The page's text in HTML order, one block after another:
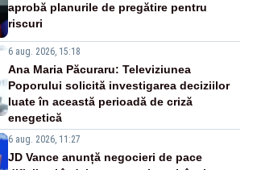
aprobă planurile de pregătire pentru
riscuri
6 aug. 2026, 15:18
Ana Maria Păcuraru: Televiziunea
Poporului solicită investigarea deciziilor
luate în această perioadă de criză
enegetică
6 aug. 2026, 11:27
JD Vance anunță negocieri de pace